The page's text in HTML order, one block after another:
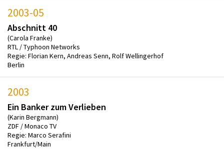
2003-05
Abschnitt 40
(Carola Franke)
RTL / Typhoon Networks
Regie: Florian Kern, Andreas Senn, Rolf Wellingerhof
Berlin
2003
Ein Banker zum Verlieben
(Karin Bergmann)
ZDF / Monaco TV
Regie: Marco Serafini
Frankfurt/Main